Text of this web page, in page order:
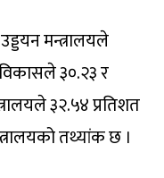
मन्त्रालयले
३०.२३ र
३२.५४ प्रतिशत
तथ्यांक छ ।